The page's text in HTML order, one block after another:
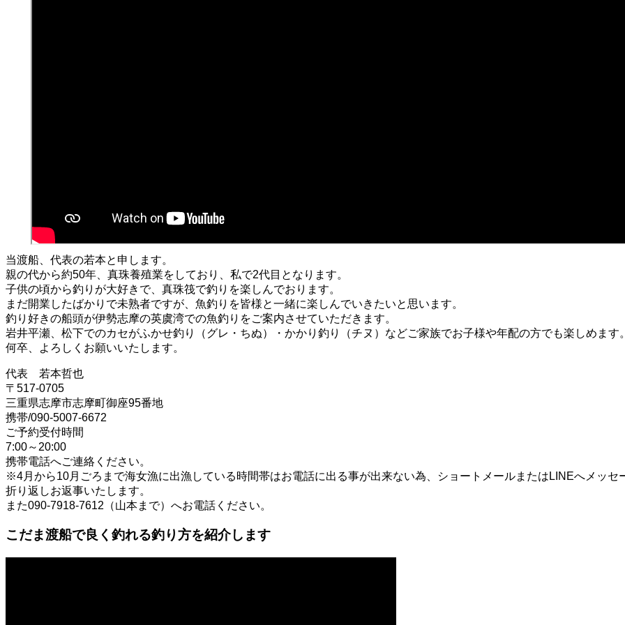
当渡船、代表の若本と申します。
親の代から約50年、真珠養殖業をしており、私で2代目となります。
子供の頃から釣りが大好きで、真珠筏で釣りを楽しんでおります。
まだ開業したばかりで未熟者ですが、魚釣りを皆様と一緒に楽しんでいきたいと思います。
釣り好きの船頭が伊勢志摩の英虞湾での魚釣りをご案内させていただきます。
岩井平瀬、松下でのカセがふかせ釣り（グレ・ちぬ）・かかり釣り（チヌ）などご家族でお子様や年配の方でも楽しめます。
何卒、よろしくお願いいたします。
代表 若本哲也
〒517-0705
三重県志摩市志摩町御座95番地
携帯/090-5007-6672
ご予約受付時間
7:00～20:00
携帯電話へご連絡ください。
※4月から10月ごろまで海女漁に出漁している時間帯はお電話に出る事が出来ない為、ショートメールまたはLINEへメッセ
折り返しお返事いたします。
また090-7918-7612（山本まで）へお電話ください。
こだま渡船で良く釣れる釣り方を紹介します